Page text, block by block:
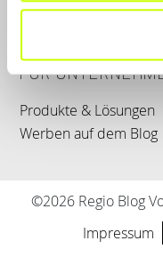
WhatsApp
FÜR
Produkte & Lösungen
Werben auf dem Blog
©2026 Regio Blog
Impressum